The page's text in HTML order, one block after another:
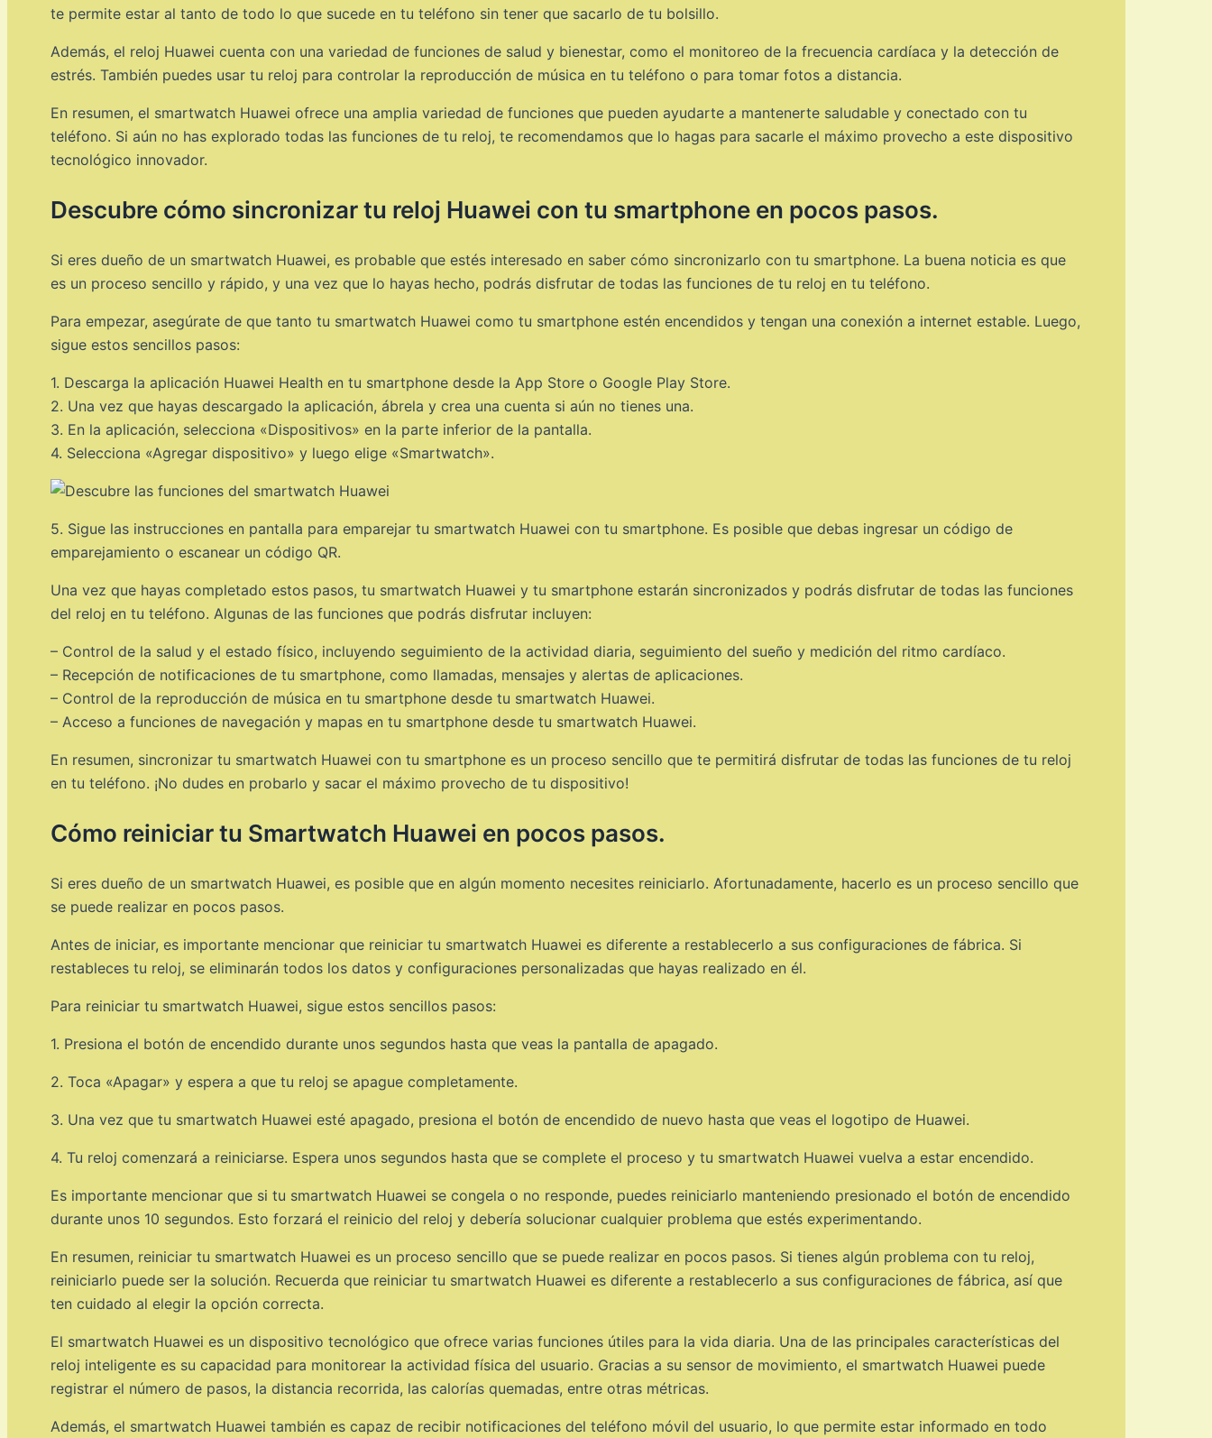
te permite estar al tanto de todo lo que sucede en tu teléfono sin tener que sacarlo de tu bolsillo.
Además, el reloj Huawei cuenta con una variedad de funciones de salud y bienestar, como el monitoreo de la frecuencia cardíaca y la detección de
estrés. También puedes usar tu reloj para controlar la reproducción de música en tu teléfono o para tomar fotos a distancia.
En resumen, el smartwatch Huawei ofrece una amplia variedad de funciones que pueden ayudarte a mantenerte saludable y conectado con tu
teléfono. Si aún no has explorado todas las funciones de tu reloj, te recomendamos que lo hagas para sacarle el máximo provecho a este dispositivo
tecnológico innovador.
Descubre cómo sincronizar tu reloj Huawei con tu smartphone en pocos pasos.
Si eres dueño de un smartwatch Huawei, es probable que estés interesado en saber cómo sincronizarlo con tu smartphone. La buena noticia es que
es un proceso sencillo y rápido, y una vez que lo hayas hecho, podrás disfrutar de todas las funciones de tu reloj en tu teléfono.
Para empezar, asegúrate de que tanto tu smartwatch Huawei como tu smartphone estén encendidos y tengan una conexión a internet estable. Luego,
sigue estos sencillos pasos:
1. Descarga la aplicación Huawei Health en tu smartphone desde la App Store o Google Play Store.
2. Una vez que hayas descargado la aplicación, ábrela y crea una cuenta si aún no tienes una.
3. En la aplicación, selecciona «Dispositivos» en la parte inferior de la pantalla.
4. Selecciona «Agregar dispositivo» y luego elige «Smartwatch».
5. Sigue las instrucciones en pantalla para emparejar tu smartwatch Huawei con tu smartphone. Es posible que debas ingresar un código de
emparejamiento o escanear un código QR.
Una vez que hayas completado estos pasos, tu smartwatch Huawei y tu smartphone estarán sincronizados y podrás disfrutar de todas las funciones
del reloj en tu teléfono. Algunas de las funciones que podrás disfrutar incluyen:
– Control de la salud y el estado físico, incluyendo seguimiento de la actividad diaria, seguimiento del sueño y medición del ritmo cardíaco.
– Recepción de notificaciones de tu smartphone, como llamadas, mensajes y alertas de aplicaciones.
– Control de la reproducción de música en tu smartphone desde tu smartwatch Huawei.
– Acceso a funciones de navegación y mapas en tu smartphone desde tu smartwatch Huawei.
En resumen, sincronizar tu smartwatch Huawei con tu smartphone es un proceso sencillo que te permitirá disfrutar de todas las funciones de tu reloj
en tu teléfono. ¡No dudes en probarlo y sacar el máximo provecho de tu dispositivo!
Cómo reiniciar tu Smartwatch Huawei en pocos pasos.
Si eres dueño de un smartwatch Huawei, es posible que en algún momento necesites reiniciarlo. Afortunadamente, hacerlo es un proceso sencillo que
se puede realizar en pocos pasos.
Antes de iniciar, es importante mencionar que reiniciar tu smartwatch Huawei es diferente a restablecerlo a sus configuraciones de fábrica. Si
restableces tu reloj, se eliminarán todos los datos y configuraciones personalizadas que hayas realizado en él.
Para reiniciar tu smartwatch Huawei, sigue estos sencillos pasos:
1. Presiona el botón de encendido durante unos segundos hasta que veas la pantalla de apagado.
2. Toca «Apagar» y espera a que tu reloj se apague completamente.
3. Una vez que tu smartwatch Huawei esté apagado, presiona el botón de encendido de nuevo hasta que veas el logotipo de Huawei.
4. Tu reloj comenzará a reiniciarse. Espera unos segundos hasta que se complete el proceso y tu smartwatch Huawei vuelva a estar encendido.
Es importante mencionar que si tu smartwatch Huawei se congela o no responde, puedes reiniciarlo manteniendo presionado el botón de encendido
durante unos 10 segundos. Esto forzará el reinicio del reloj y debería solucionar cualquier problema que estés experimentando.
En resumen, reiniciar tu smartwatch Huawei es un proceso sencillo que se puede realizar en pocos pasos. Si tienes algún problema con tu reloj,
reiniciarlo puede ser la solución. Recuerda que reiniciar tu smartwatch Huawei es diferente a restablecerlo a sus configuraciones de fábrica, así que
ten cuidado al elegir la opción correcta.
El smartwatch Huawei es un dispositivo tecnológico que ofrece varias funciones útiles para la vida diaria. Una de las principales características del
reloj inteligente es su capacidad para monitorear la actividad física del usuario. Gracias a su sensor de movimiento, el smartwatch Huawei puede
registrar el número de pasos, la distancia recorrida, las calorías quemadas, entre otras métricas.
Además, el smartwatch Huawei también es capaz de recibir notificaciones del teléfono móvil del usuario, lo que permite estar informado en todo